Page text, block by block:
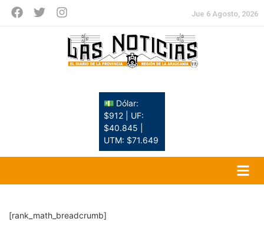
Jue 6 Agosto, 2026
💵 Dólar:
$912 | UF:
$40.845 |
UTM: $71.649
[rank_math_breadcrumb]